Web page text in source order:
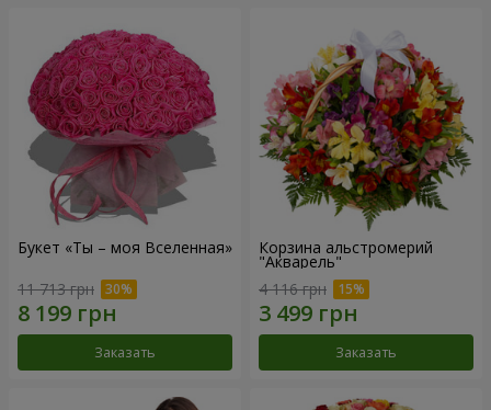
Букет «Ты – моя Вселенная»
11 713 грн
Заказать
Корзина альстромерий
"Акварель"
4 116 грн
Заказать